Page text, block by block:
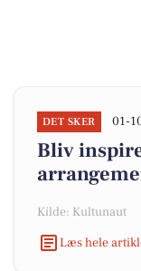
DET SKER 01-
Bliv
Kilde: Kultunaut
Læs hele